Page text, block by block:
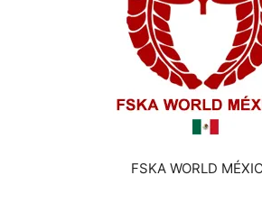
FSKA WORLD